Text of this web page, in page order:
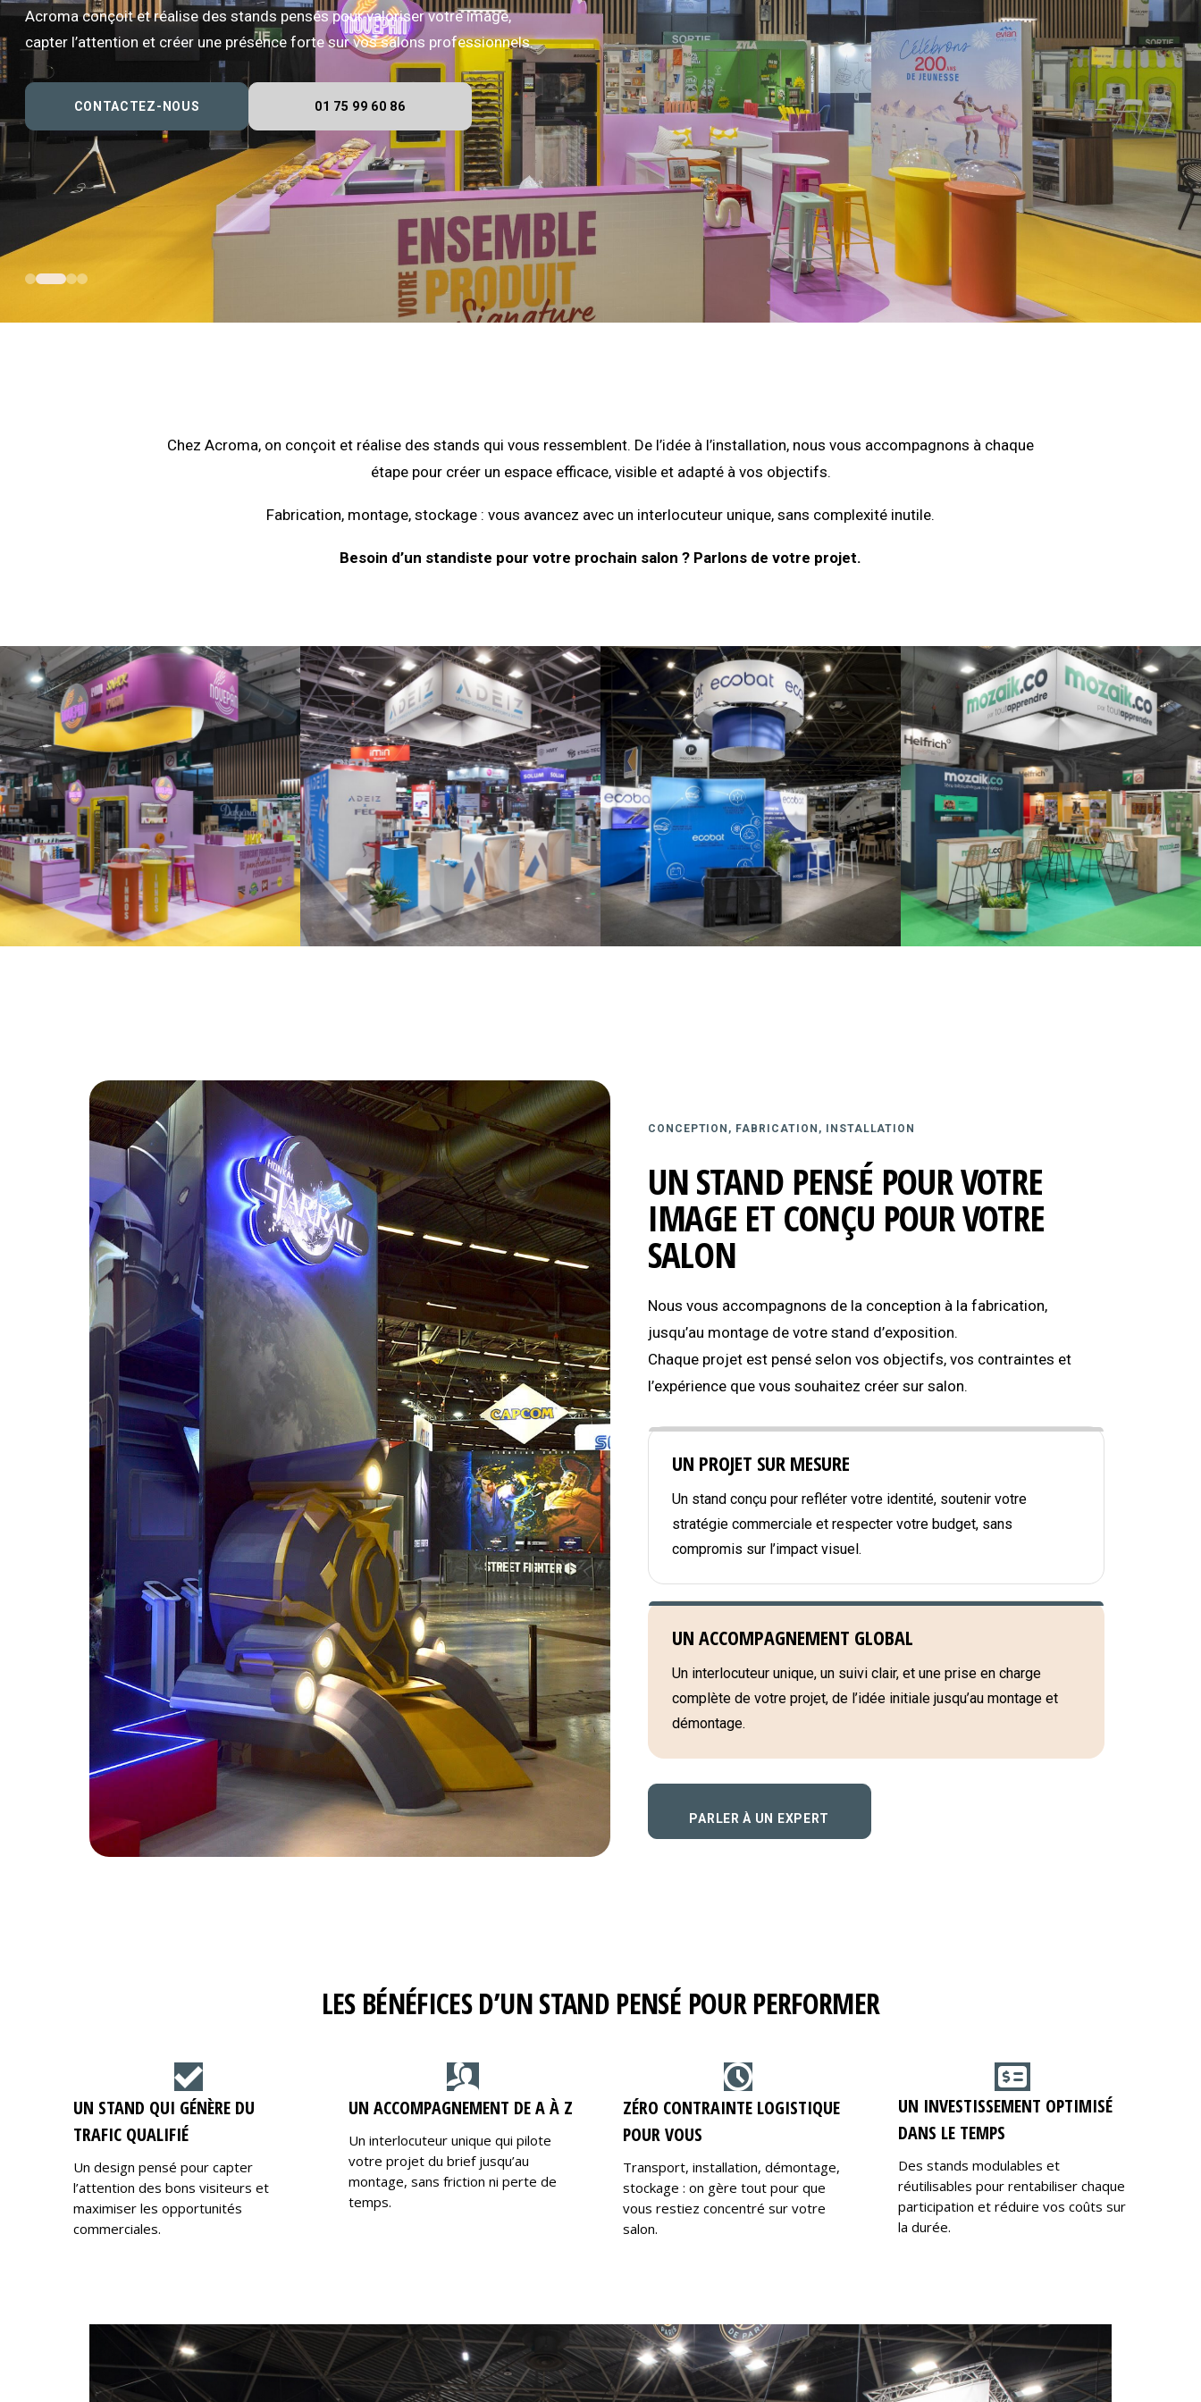
Acroma conçoit et réalise des stands pensés pour valoriser votre image,
capter l’attention et créer une présence forte sur vos salons professionnels.
CONTACTEZ-NOUS 01 75 99 60 86
Chez Acroma, on conçoit et réalise des stands qui vous ressemblent. De l’idée à l’installation, nous vous accompagnons à chaque
étape pour créer un espace efficace, visible et adapté à vos objectifs.
Fabrication, montage, stockage : vous avancez avec un interlocuteur unique, sans complexité inutile.
Besoin d’un standiste pour votre prochain salon ? Parlons de votre projet.
CONCEPTION, FABRICATION, INSTALLATION
UN STAND PENSÉ POUR VOTRE
IMAGE ET CONÇU POUR VOTRE
SALON
Nous vous accompagnons de la conception à la fabrication,
jusqu’au montage de votre stand d’exposition.
Chaque projet est pensé selon vos objectifs, vos contraintes et
l’expérience que vous souhaitez créer sur salon.
UN PROJET SUR MESURE
Un stand conçu pour refléter votre identité, soutenir votre
stratégie commerciale et respecter votre budget, sans
compromis sur l’impact visuel.
UN ACCOMPAGNEMENT GLOBAL
Un interlocuteur unique, un suivi clair, et une prise en charge
complète de votre projet, de l’idée initiale jusqu’au montage et
démontage.
PARLER À UN EXPERT
LES BÉNÉFICES D’UN STAND PENSÉ POUR PERFORMER
UN STAND QUI GÉNÈRE DU
TRAFIC QUALIFIÉ
Un design pensé pour capter
l’attention des bons visiteurs et
maximiser les opportunités
commerciales.
UN ACCOMPAGNEMENT DE A À Z
Un interlocuteur unique qui pilote
votre projet du brief jusqu’au
montage, sans friction ni perte de
temps.
ZÉRO CONTRAINTE LOGISTIQUE
POUR VOUS
Transport, installation, démontage,
stockage : on gère tout pour que
vous restiez concentré sur votre
salon.
UN INVESTISSEMENT OPTIMISÉ
DANS LE TEMPS
Des stands modulables et
réutilisables pour rentabiliser chaque
participation et réduire vos coûts sur
la durée.